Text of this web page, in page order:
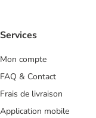
Services
Mon compte
FAQ & Contact
Frais de livraison
Application mobile